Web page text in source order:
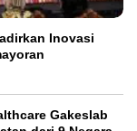
Inovasi
Gakeslab